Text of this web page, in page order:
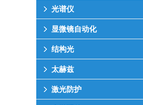
光谱仪
显微镜自动化
结构光
太赫兹
激光防护